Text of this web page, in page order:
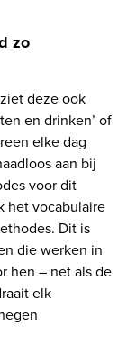
zo
deze ook
en drinken’ of
elke dag
aan bij
voor dit
het vocabulaire
Dit is
die werken in
hen – net als de
elk